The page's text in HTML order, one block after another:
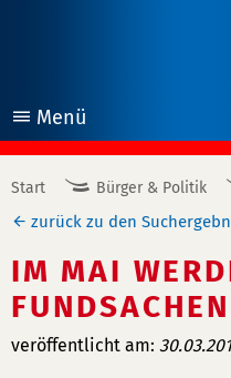
Menü
öffnen
Start Bürger & Politik
zurück zu den
IM MAI
veröffentlicht am: